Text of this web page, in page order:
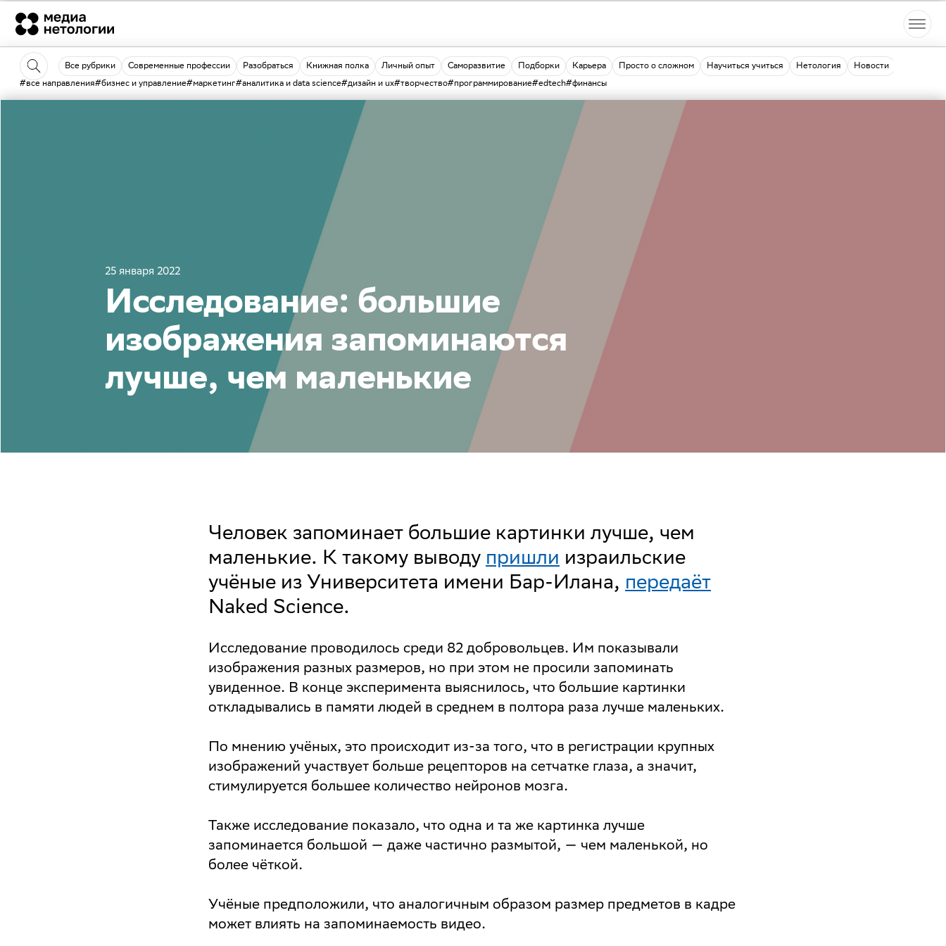
Все рубрики Современные профессии Разобраться Книжная полка Личный опыт Саморазвитие Подборки Карьера Просто о сложном Научиться учиться Нетология
Новости
#все направления#бизнес и управление#маркетинг#аналитика и data science#дизайн и ux#творчество#программирование#edtech#финансы
25 января 2022
Исследование: большие
изображения запоминаются
лучше, чем маленькие
Человек запоминает большие картинки лучше, чем
маленькие. К такому выводу пришли израильские
учёные из Университета имени Бар-Илана, передаёт
Naked Science.
Исследование проводилось среди 82 добровольцев. Им показывали
изображения разных размеров, но при этом не просили запоминать
увиденное. В конце эксперимента выяснилось, что большие картинки
откладывались в памяти людей в среднем в полтора раза лучше маленьких.
По мнению учёных, это происходит из-за того, что в регистрации крупных
изображений участвует больше рецепторов на сетчатке глаза, а значит,
стимулируется большее количество нейронов мозга.
Также исследование показало, что одна и та же картинка лучше
запоминается большой — даже частично размытой, — чем маленькой, но
более чёткой.
Учёные предположили, что аналогичным образом размер предметов в кадре
может влиять на запоминаемость видео.